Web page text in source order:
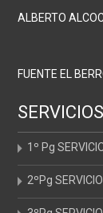
ALBERTO
FUENTE EL
SERVICIOS
1º Pg
2ºPg